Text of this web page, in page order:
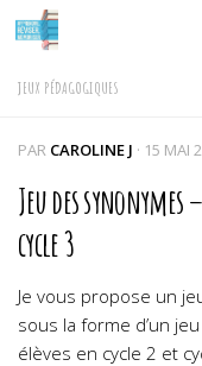
Skip to content
JEUX PÉDAGOGIQUES
PAR CAROLINE J · 15 MAI
Jeu des
cycle 3
Je vous propose un
sous la forme d’un
élèves en cycle 2 et